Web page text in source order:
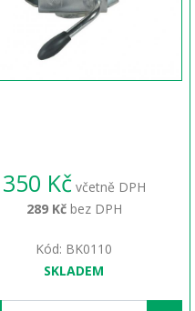
350 Kč včetně DPH
289 Kčbez DPH
Kód: BK0110
SKLADEM